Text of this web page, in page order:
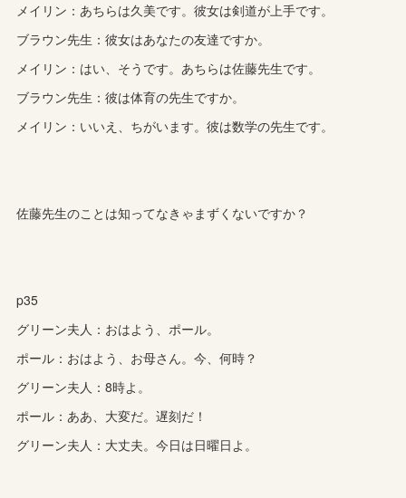
メイリン：あちらは久美です。彼女は剣道が上手です。
ブラウン先生：彼女はあなたの友達ですか。
メイリン：はい、そうです。あちらは佐藤先生です。
ブラウン先生：彼は体育の先生ですか。
メイリン：いいえ、ちがいます。彼は数学の先生です。
佐藤先生のことは知ってなきゃまずくないですか？
p35
グリーン夫人：おはよう、ポール。
ポール：おはよう、お母さん。今、何時？
グリーン夫人：8時よ。
ポール：ああ、大変だ。遅刻だ！
グリーン夫人：大丈夫。今日は日曜日よ。